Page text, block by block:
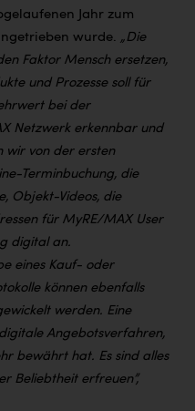
Jahr zum
wurde. „Die
Faktor Mensch ersetzen,
und Prozesse soll für
bei der
Netzwerk erkennbar und
wir von der ersten
Terminbuchung, die
Objekt-Videos, die
für MyRE/MAX User
digital an.
eines Kauf- oder
können ebenfalls
werden. Eine
Angebotsverfahren,
bewährt hat. Es sind alles
Beliebtheit erfreuen”,